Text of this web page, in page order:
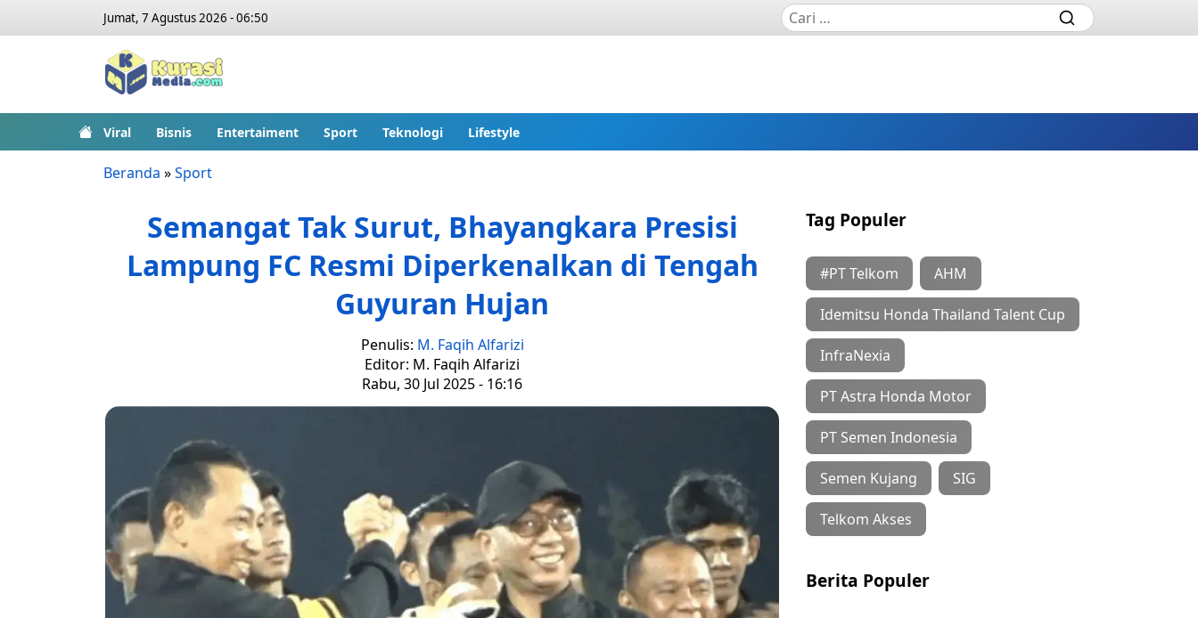
Jumat, 7 Agustus 2026 - 06:50
Viral Bisnis Entertaiment Sport Teknologi Lifestyle
Beranda »Sport
Semangat Tak Surut, Bhayangkara Presisi
Lampung FC Resmi Diperkenalkan di Tengah
Guyuran Hujan
Penulis: M. Faqih Alfarizi
Editor: M. Faqih Alfarizi
Rabu, 30 Jul 2025 - 16:16
Tag Populer
#PT Telkom AHM
Idemitsu Honda Thailand Talent Cup
InfraNexia
PT Astra Honda Motor
PT Semen Indonesia
Semen Kujang SIG
Telkom Akses
Berita Populer